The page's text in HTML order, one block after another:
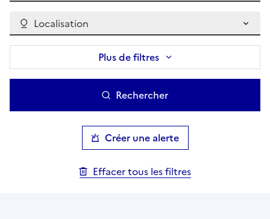
Localisation
Plus de filtres
Rechercher
Créer une alerte
Effacer tous les filtres